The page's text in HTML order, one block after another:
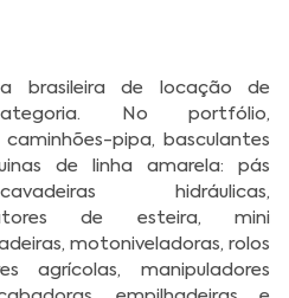
brasileira de locação de
No portfólio,
pipa, basculantes
de linha amarela: pás
hidráulicas,
de esteira, mini
motoniveladoras, rolos
agrícolas, manipuladores